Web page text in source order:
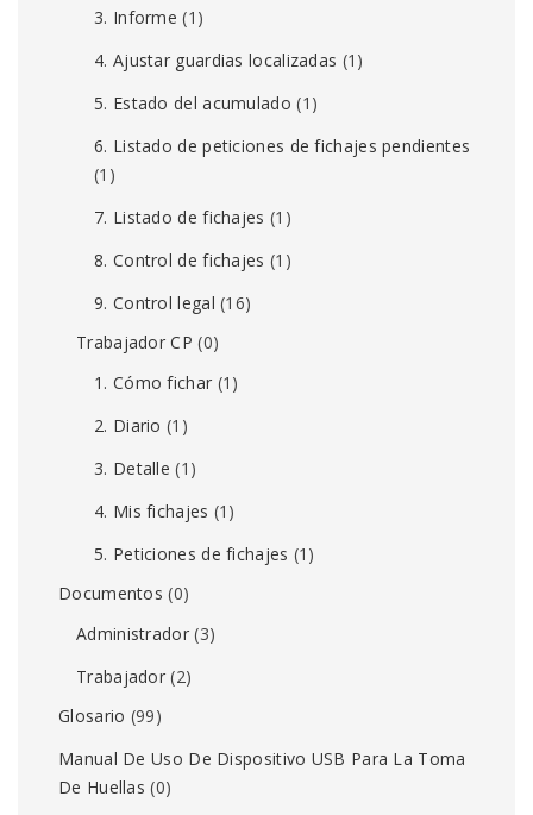
3. Informe (1)
4. Ajustar guardias localizadas (1)
5. Estado del acumulado (1)
6. Listado de peticiones de fichajes pendientes
(1)
7. Listado de fichajes (1)
8. Control de fichajes (1)
9. Control legal (16)
Trabajador CP (0)
1. Cómo fichar (1)
2. Diario (1)
3. Detalle (1)
4. Mis fichajes (1)
5. Peticiones de fichajes (1)
Documentos (0)
Administrador(3)
Trabajador (2)
Glosario (99)
Manual De Uso De Dispositivo USB Para La Toma
De Huellas (0)